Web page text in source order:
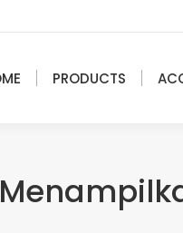
PRODUCTS